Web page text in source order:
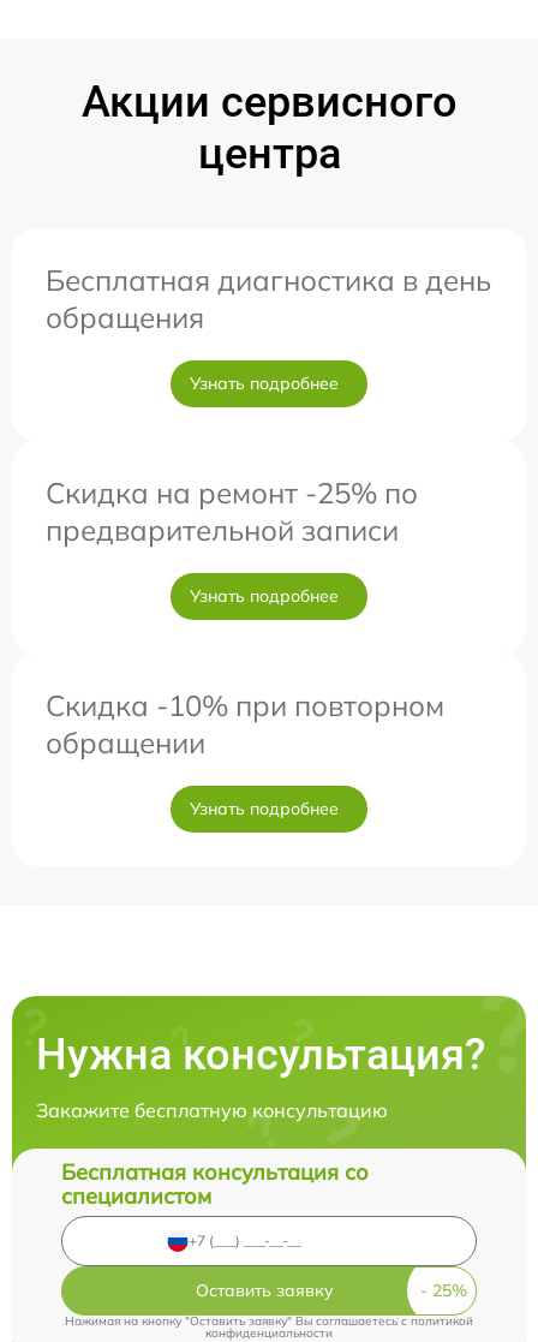
Акции сервисного
центра
Бесплатная диагностика в день
обращения
Узнать подробнее
Скидка на ремонт -25% по
предварительной записи
Узнать подробнее
Скидка -10% при повторном
обращении
Узнать подробнее
Нужна консультация?
Закажите бесплатную консультацию
Бесплатная консультация со
специалистом
Оставить заявку
Нажимая на кнопку "Оставить заявку" Вы соглашаетесь cполитикой
конфиденциальности